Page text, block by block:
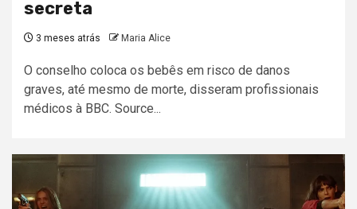
secreta
3 meses atrás Maria Alice
O conselho coloca os bebês em risco de danos
graves, até mesmo de morte, disseram profissionais
médicos à BBC. Source...